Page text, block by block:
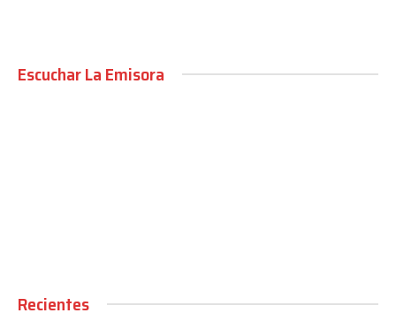
Escuchar La Emisora
Recientes